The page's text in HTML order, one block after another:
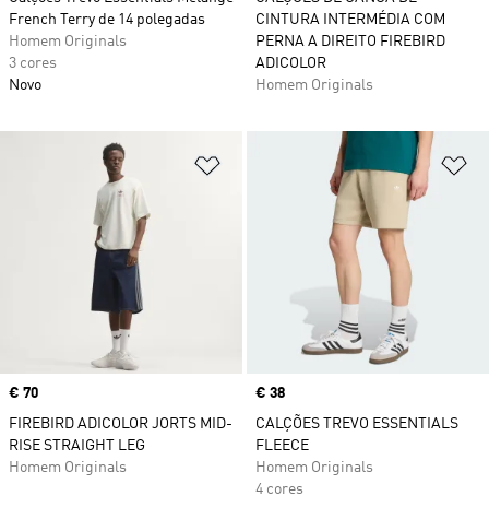
French Terry de 14 polegadas
Homem Originals
3 cores
Novo
CINTURA INTERMÉDIA COM
PERNA A DIREITO FIREBIRD
ADICOLOR
Homem Originals
Adicionar à Lista de Desejos
Price
€ 70
FIREBIRD ADICOLOR JORTS MID-
RISE STRAIGHT LEG
Homem Originals
Price
€ 38
CALÇÕES TREVO ESSENTIALS
FLEECE
Homem Originals
4 cores